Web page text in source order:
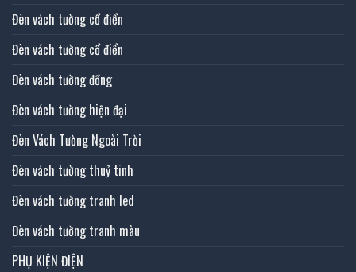
Đèn vách tường cổ điển
Đèn vách tường cổ điển
Đèn vách tường đồng
Đèn vách tường hiện đại
Đèn Vách Tường Ngoài Trời
Đèn vách tường thuỷ tinh
Đèn vách tường tranh led
Đèn vách tường tranh màu
PHỤ KIỆN ĐIỆN